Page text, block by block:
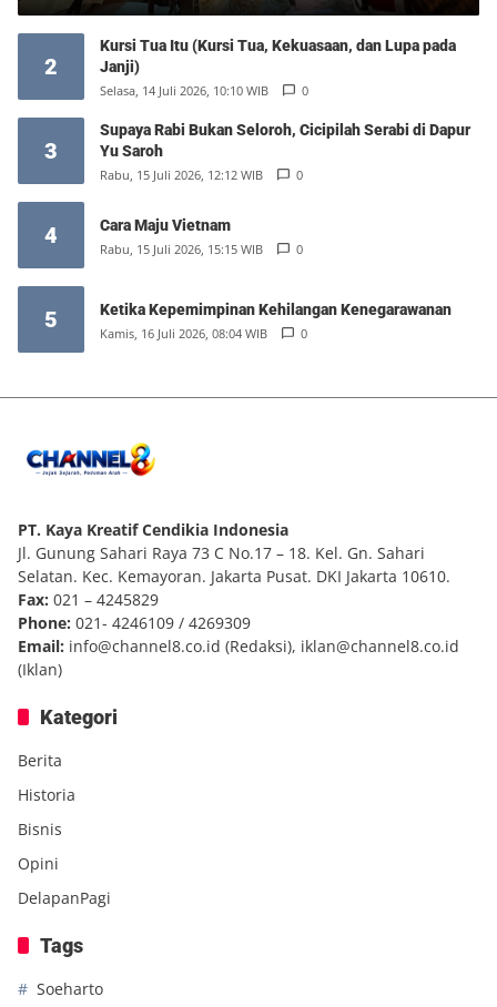
2
Kursi Tua Itu (Kursi Tua, Kekuasaan, dan Lupa pada
Janji)
Selasa, 14 Juli 2026, 10:10 WIB 0
3
Supaya Rabi Bukan Seloroh, Cicipilah Serabi di Dapur
Yu Saroh
Rabu, 15 Juli 2026, 12:12 WIB 0
4 Cara Maju Vietnam
Rabu, 15 Juli 2026, 15:15 WIB 0
5 Ketika Kepemimpinan Kehilangan Kenegarawanan
Kamis, 16 Juli 2026, 08:04 WIB 0
PT. Kaya Kreatif Cendikia Indonesia
Jl. Gunung Sahari Raya 73 C No.17 – 18. Kel. Gn. Sahari
Selatan. Kec. Kemayoran. Jakarta Pusat. DKI Jakarta 10610.
Fax: 021 – 4245829
Phone: 021- 4246109 / 4269309
Email: info@channel8.co.id (Redaksi), iklan@channel8.co.id
(Iklan)
Kategori
Berita
Historia
Bisnis
Opini
DelapanPagi
Tags
Soeharto